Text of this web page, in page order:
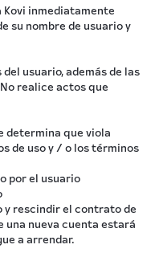
Kovi inmediatamente
su nombre de usuario y
usuario, además de las
realice actos que
determina que viola
de uso y / o los términos
por el usuario
y rescindir el contrato de
una nueva cuenta estará
a arrendar.